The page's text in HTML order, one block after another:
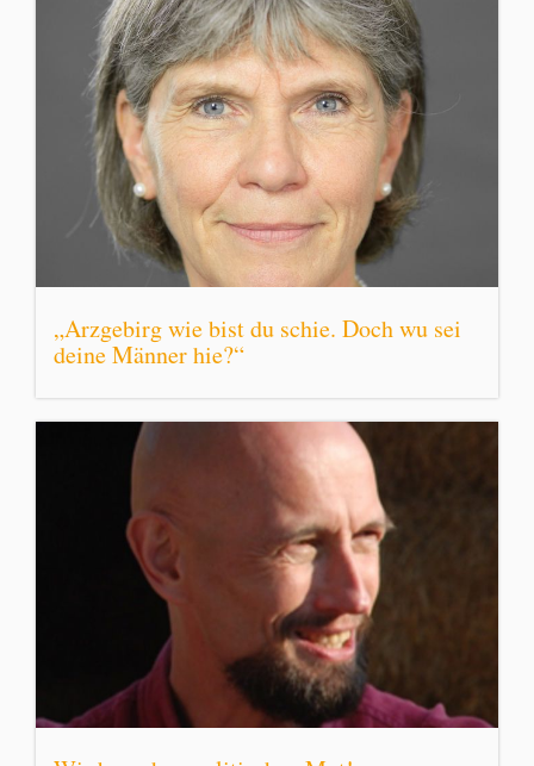
„Arzgebirg wie bist du schie. Doch wu sei
deine Männer hie?“